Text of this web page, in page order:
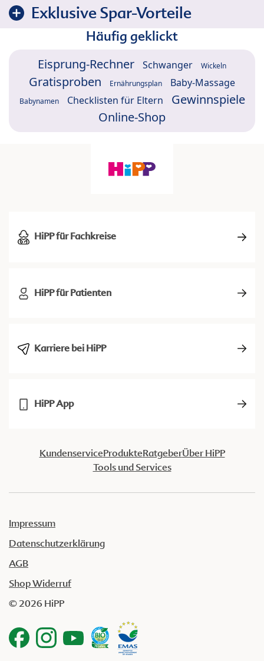
Exklusive Spar-Vorteile
Häufig geklickt
Eisprung-Rechner Schwanger Wickeln
Gratisproben Ernährungsplan Baby-Massage
Babynamen Checklisten für Eltern
Gewinnspiele
Online-Shop
HiPP für Fachkreise
HiPP für Patienten
Karriere bei HiPP
HiPP App
KundenserviceProdukteRatgeberÜber HiPP
Tools und Services
Impressum
Datenschutzerklärung
AGB
Shop Widerruf
© 2026 HiPP